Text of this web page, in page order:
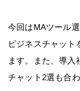
今回はMAツール
ビジネスチャット
ます。また、導入
チャット2選も合